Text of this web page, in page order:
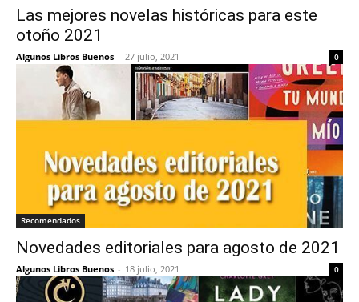
Las mejores novelas históricas para este
otoño 2021
Algunos Libros Buenos - 27 julio, 2021 0
Recomendados
Novedades editoriales para agosto de 2021
Algunos Libros Buenos - 18 julio, 2021 0